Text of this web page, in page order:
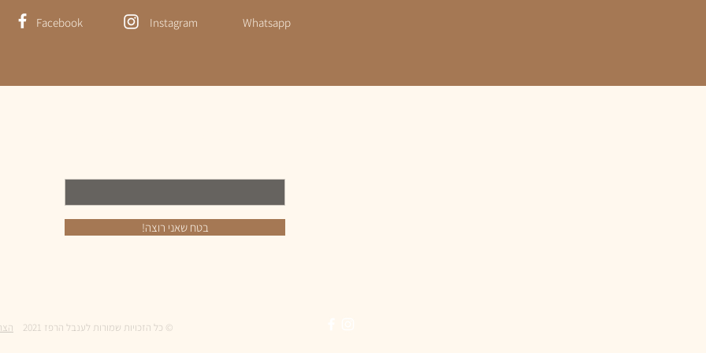
Facebook Instagram Whatsapp
!בטח שאני רוצה
© כל הזכויות שמורות לענבל הרפז 2021